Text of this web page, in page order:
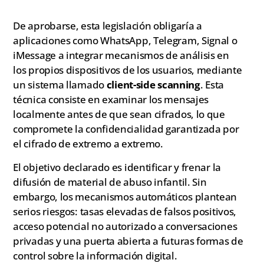
De aprobarse, esta legislación obligaría a
aplicaciones como WhatsApp, Telegram, Signal o
iMessage a integrar mecanismos de análisis en
los propios dispositivos de los usuarios, mediante
un sistema llamadoclient-side scanning. Esta
técnica consiste en examinar los mensajes
localmente antes de que sean cifrados, lo que
compromete la confidencialidad garantizada por
el cifrado de extremo a extremo.
El objetivo declarado es identificar y frenar la
difusión de material de abuso infantil. Sin
embargo, los mecanismos automáticos plantean
serios riesgos: tasas elevadas de falsos positivos,
acceso potencial no autorizado a conversaciones
privadas y una puerta abierta a futuras formas de
control sobre la información digital.